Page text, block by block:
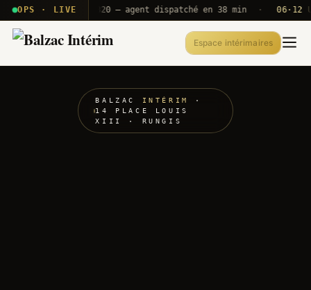
OPS · LIVE
T2E · B71 Push A320 — agent dispatché en 38 min · 06·12 UTC
Espace intérimaires
BALZAC INTÉRIM
·
14 PLACE LOUIS
XIII · RUNGIS